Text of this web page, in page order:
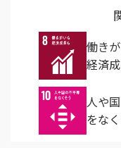
働き
経済
人や
をな